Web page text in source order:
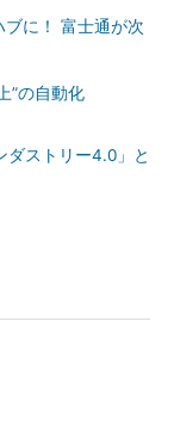
ブに！ 富士通が次
”の自動化
ダストリー4.0」と